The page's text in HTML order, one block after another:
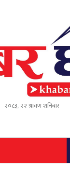
२०८३, २२ श्रावण शनिबार